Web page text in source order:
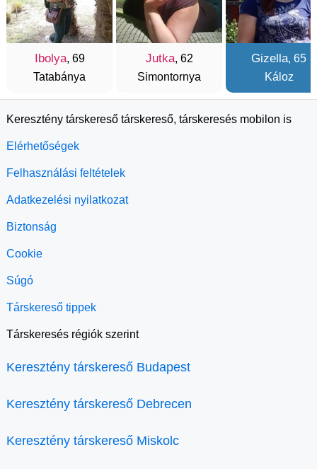
Ibolya, 69
Tatabánya
Jutka, 62
Simontornya
Gizella, 65
Káloz
Keresztény társkereső társkereső, társkeresés mobilon is
Elérhetőségek
Felhasználási feltételek
Adatkezelési nyilatkozat
Biztonság
Cookie
Súgó
Társkereső tippek
Társkeresés régiók szerint
Keresztény társkereső Budapest
Keresztény társkereső Debrecen
Keresztény társkereső Miskolc